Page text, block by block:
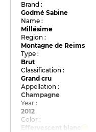
Brand :
Godmé Sabine
Name :
Millésime
Region :
Montagne de Reims
Type :
Brut
Classification :
Grand cru
Appellation :
Champagne
Year :
2012
Color :
Effervescent blanc